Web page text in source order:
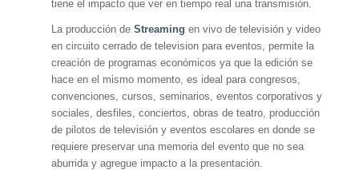
tiene el impacto que ver en tiempo real una transmisión.
La producción de Streaming en vivo de televisión y video
en circuito cerrado de television para eventos, permite la
creación de programas económicos ya que la edición se
hace en el mismo momento, es ideal para congresos,
convenciones, cursos, seminarios, eventos corporativos y
sociales, desfiles, conciertos, obras de teatro, producción
de pilotos de televisión y eventos escolares en donde se
requiere preservar una memoria del evento que no sea
aburrida y agregue impacto a la presentación.